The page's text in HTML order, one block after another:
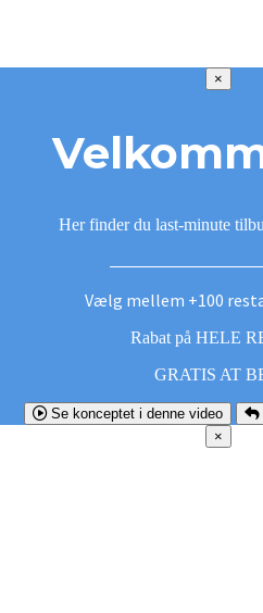
×
Her finder du last-minute
Vælg mellem +100
Rabat på HELE
GRATIS AT
Se konceptet i denne video
×